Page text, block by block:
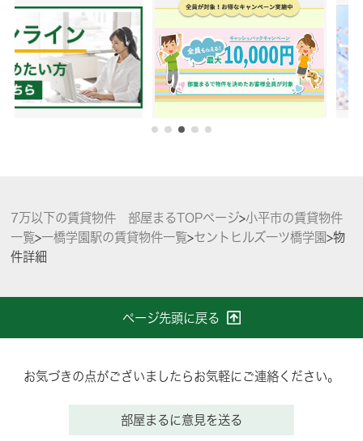
7万以下の賃貸物件 部屋まるTOPページ>小平市の賃貸物件
一覧>一橋学園駅の賃貸物件一覧>セントヒルズ一ツ橋学園>物
件詳細
ページ先頭に戻る
お気づきの点がございましたらお気軽にご連絡ください。
部屋まるに意見を送る